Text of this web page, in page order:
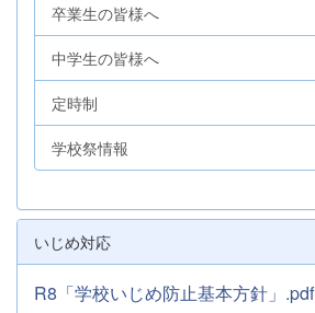
卒業生の皆様へ
中学生の皆様へ
定時制
学校祭情報
いじめ対応
R8「学校いじめ防止基本方針」.pdf